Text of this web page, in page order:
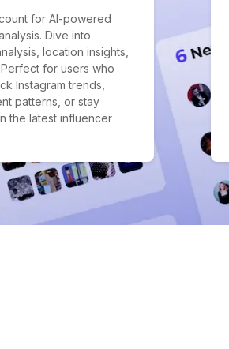
for AI-powered
Dive into
location insights,
for users who
Instagram trends,
patterns, or stay
the latest influencer